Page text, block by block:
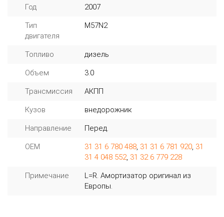
Год 2007
Тип
двигателя
M57N2
Топливо дизель
Объем 3.0
Трансмиссия АКПП
Кузов внедорожник
Направление Перед.
OEM 31 31 6 780 488 31 31 6 781 920 31
31 4 048 552 31 32 6 779 228
Примечание
L=R. Амортизатор оригинал из
Европы.